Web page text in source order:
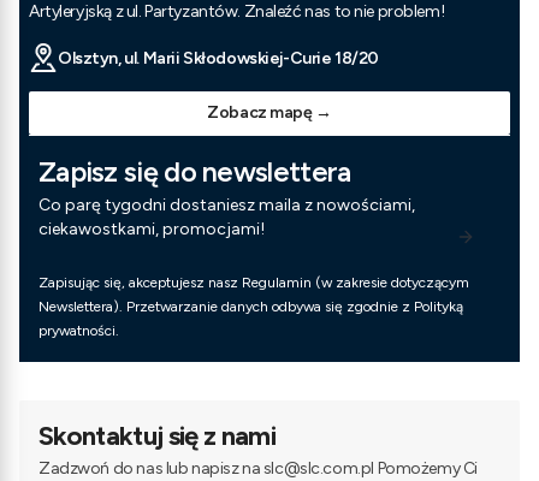
Artyleryjską z ul. Partyzantów. Znaleźć nas to nie problem!
Olsztyn, ul. Marii Skłodowskiej-Curie 18/20
Zobacz mapę →
Zapisz się do newslettera
Co parę tygodni dostaniesz maila z nowościami,
ciekawostkami, promocjami!
Zapisując się, akceptujesz nasz Regulamin (w zakresie dotyczącym
Newslettera). Przetwarzanie danych odbywa się zgodnie z Polityką
prywatności.
Skontaktuj się z nami
Zadzwoń do nas lub napisz na slc@slc.com.pl Pomożemy Ci